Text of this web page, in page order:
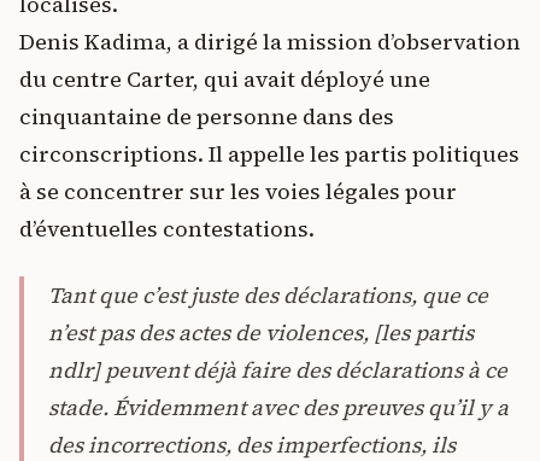
Denis Kadima, a dirigé la mission d’observation
du centre Carter, qui avait déployé une
cinquantaine de personne dans des
circonscriptions. Il appelle les partis politiques
à se concentrer sur les voies légales pour
d’éventuelles contestations.
Tant que c’est juste des déclarations, que ce
n’est pas des actes de violences, [les partis
ndlr] peuvent déjà faire des déclarations à ce
stade. Évidemment avec des preuves qu’il y a
des incorrections, des imperfections, ils